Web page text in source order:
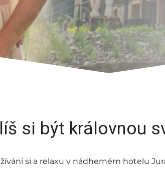
si být královnou
si a relaxu v nádherném hotelu